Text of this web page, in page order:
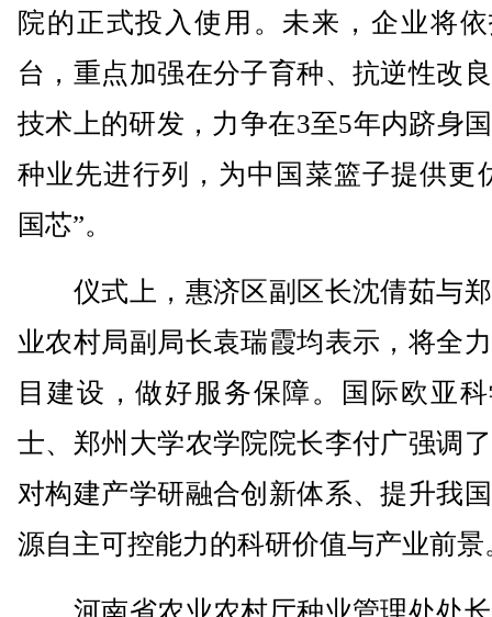
院的正式投入使用。未来，企业将
台，重点加强在分子育种、抗逆性改
技术上的研发，力争在3至5年内跻身
种业先进行列，为中国菜篮子提供更
国芯”。
仪式上，惠济区副区长沈倩茹与
业农村局副局长袁瑞霞均表示，将全
目建设，做好服务保障。国际欧亚
士、郑州大学农学院院长李付广强调
对构建产学研融合创新体系、提升我
源自主可控能力的科研价值与产业前景
河南省农业农村厅种业管理处处